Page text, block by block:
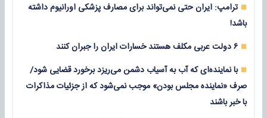
ترامپ: ایران حتی نمی‌تواند برای مصارف پزشکی اورانیوم داشته
باشد!
۶ دولت عربی مکلف هستند خسارات ایران را جبران کنند
با نماینده‌ای که آب به آسیاب دشمن می‌ریزد برخورد قضایی شود/
صرف «نماینده مجلس بودن» موجب نمی‌شود که از جزئیات مذاکرات
با خبر باشند